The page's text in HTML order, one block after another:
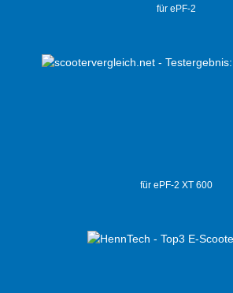
für ePF-2
für ePF-2 XT 600